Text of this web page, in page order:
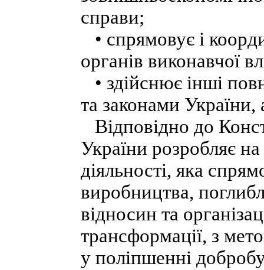
справи;
• спрямовує і
органів виконавчої
• здійснює інші
та законами
Відповідно до
України розробляє
діяльності, яка
виробництва,
відносин та
трансформації, з
у поліпшенні